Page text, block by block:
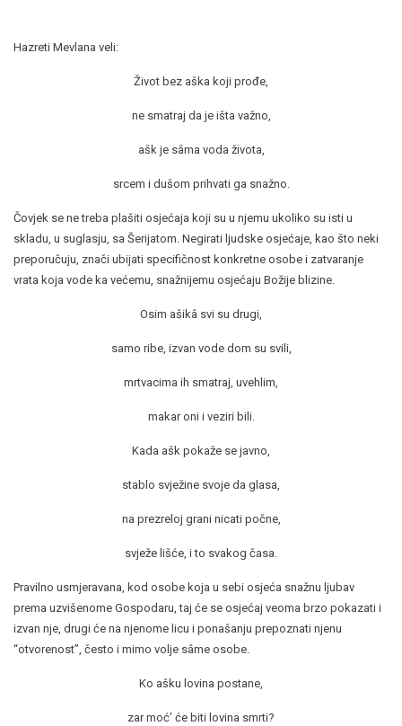
Hazreti Mevlana veli:
Život bez aška koji prođe,
ne smatraj da je išta važno,
ašk je sâma voda života,
srcem i dušom prihvati ga snažno.
Čovjek se ne treba plašiti osjećaja koji su u njemu ukoliko su isti u
skladu, u suglasju, sa Šerijatom. Negirati ljudske osjećaje, kao što neki
preporučuju, znači ubijati specifičnost konkretne osobe i zatvaranje
vrata koja vode ka većemu, snažnijemu osjećaju Božije blizine.
Osim ašikâ svi su drugi,
samo ribe, izvan vode dom su svili,
mrtvacima ih smatraj, uvehlim,
makar oni i veziri bili.
Kada ašk pokaže se javno,
stablo svježine svoje da glasa,
na prezreloj grani nicati počne,
svježe lišće, i to svakog časa.
Pravilno usmjeravana, kod osobe koja u sebi osjeća snažnu ljubav
prema uzvišenome Gospodaru, taj će se osjećaj veoma brzo pokazati i
izvan nje, drugi će na njenome licu i ponašanju prepoznati njenu
“otvorenost”, često i mimo volje sâme osobe.
Ko ašku lovina postane,
zar moć’ će biti lovina smrti?